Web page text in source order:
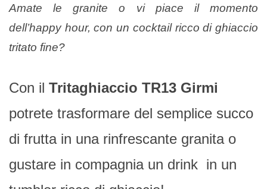
Amate le granite o vi piace il momento
dell’happy hour, con un cocktail ricco di ghiaccio
tritato fine?
Con il Tritaghiaccio TR13 Girmi
potrete trasformare del semplice succo
di frutta in una rinfrescante granita o
gustare in compagnia un drink in un